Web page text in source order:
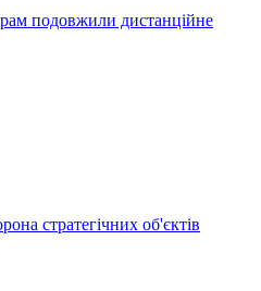
подовжили дистанційне
стратегічних об'єктів